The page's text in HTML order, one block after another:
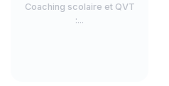
Coaching scolaire et QVT
:...